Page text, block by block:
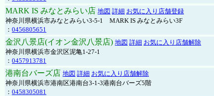
MARK IS みなとみらい店 地図 詳細 お気に入り店舗登録
神奈川県横浜市みなとみらい3-5-1 MARK IS みなとみらい3F
： 0456805651
金沢八景店(イオン金沢八景店) 地図 詳細 お気に入り店舗解除
神奈川県横浜市金沢区泥亀1-27-1
： 0457913781
港南台バーズ店 地図 詳細 お気に入り店舗解除
神奈川県横浜市港南区港南台3-1-3港南台バーズ5階
： 0458305081